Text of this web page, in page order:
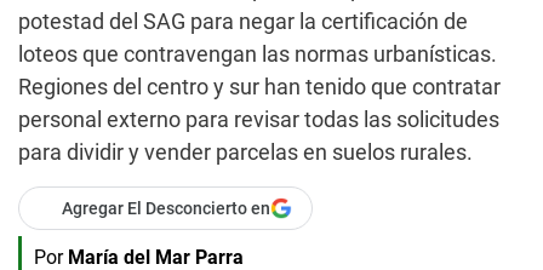
potestad del SAG para negar la certificación de
loteos que contravengan las normas urbanísticas.
Regiones del centro y sur han tenido que contratar
personal externo para revisar todas las solicitudes
para dividir y vender parcelas en suelos rurales.
Agregar El Desconcierto en
Por María del Mar Parra